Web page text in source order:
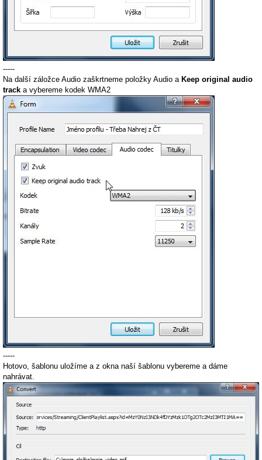
-----
Na další záložce Audio zaškrtneme položky Audio a Keep original audio
track a vybereme kodek WMA2
-----
Hotovo, šablonu uložíme a z okna naší šablonu vybereme a dáme
nahrávat.